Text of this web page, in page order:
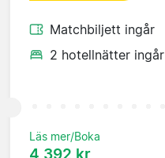
Matchbiljett ingår
2 hotellnätter ingår
Läs mer/Boka
4 392 kr